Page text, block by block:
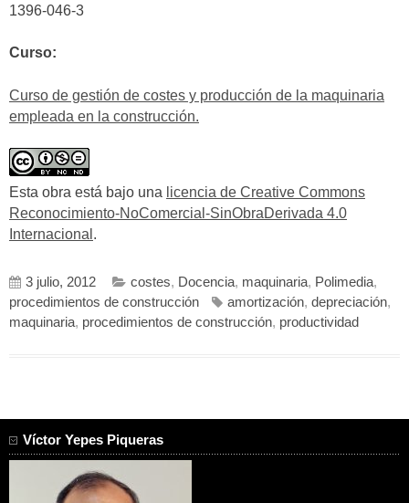
1396-046-3
Curso:
Curso de gestión de costes y producción de la maquinaria
empleada en la construcción.
Esta obra está bajo una licencia de Creative Commons
Reconocimiento-NoComercial-SinObraDerivada 4.0
Internacional .
3 julio, 2012 costes, Docencia, maquinaria, Polimedia,
procedimientos de construcción
amortización, depreciación,
maquinaria, procedimientos de construcción, productividad
Víctor Yepes Piqueras